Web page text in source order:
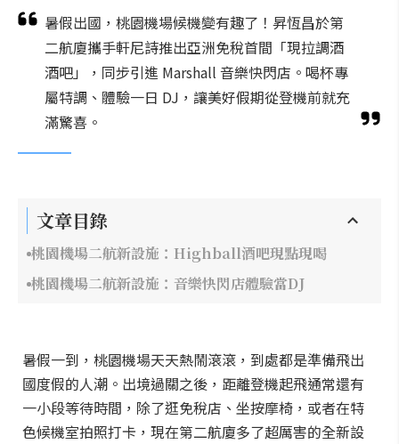
暑假出國，桃園機場候機變有趣了！昇恆昌於第
二航廈攜手軒尼詩推出亞洲免稅首間「現拉調酒
酒吧」，同步引進 Marshall 音樂快閃店。喝杯專
屬特調、體驗一日 DJ，讓美好假期從登機前就充
滿驚喜。
文章目錄
桃園機場二航新設施：Highball酒吧現點現喝
桃園機場二航新設施：音樂快閃店體驗當DJ
暑假一到，桃園機場天天熱鬧滾滾，到處都是準備飛出
國度假的人潮。出境過關之後，距離登機起飛通常還有
一小段等待時間，除了逛免稅店、坐按摩椅，或者在特
色候機室拍照打卡，現在第二航廈多了超厲害的全新設